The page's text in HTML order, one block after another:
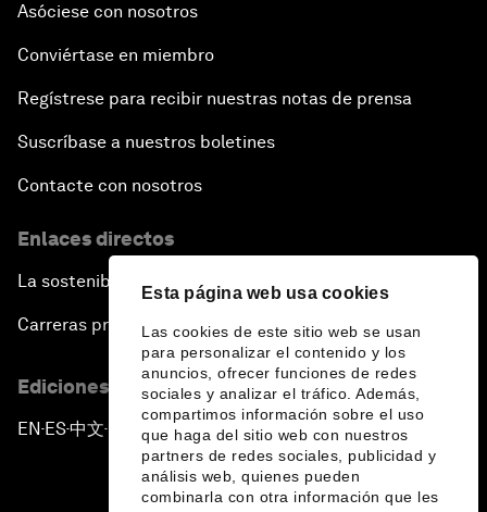
Esta página web usa cookies
Las cookies de este sitio web se usan
para personalizar el contenido y los
anuncios, ofrecer funciones de redes
sociales y analizar el tráfico. Además,
compartimos información sobre el uso
que haga del sitio web con nuestros
partners de redes sociales, publicidad y
análisis web, quienes pueden
combinarla con otra información que les
Asóciese con nosotros
Conviértase en miembro
Regístrese para recibir nuestras notas de prensa
Suscríbase a nuestros boletines
Contacte con nosotros
Enlaces directos
La sostenibilidad en el Foro
Carreras profesionales
Ediciones en otros idiomas
EN ▪ES▪中文▪ 日本語